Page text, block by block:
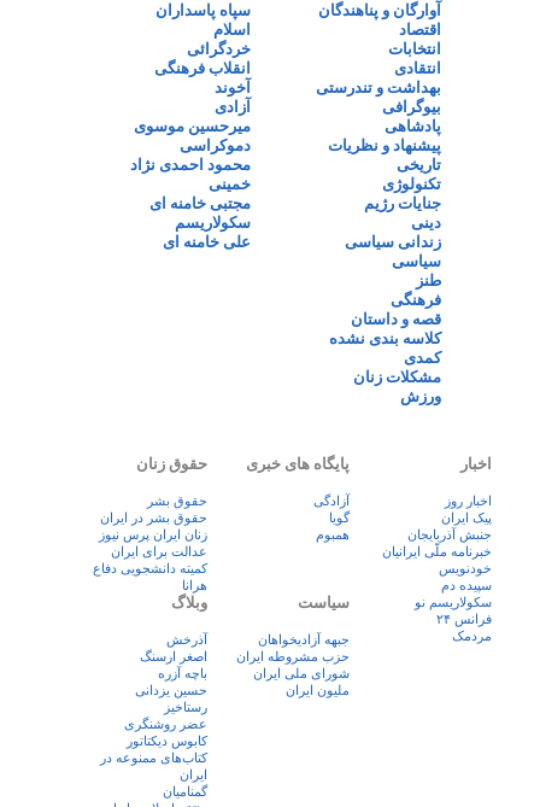
آوارگان و پناهندگان
اقتصاد
انتخابات
انتقادی
بهداشت و تندرستی
بیوگرافی
پادشاهی
پیشنهاد و نظریات
تاریخی
تکنولوژی
جنایات رژیم
دینی
زندانی سیاسی
سیاسی
طنز
فرهنگی
قصه و داستان
کلاسه بندی نشده
کمدی
مشکلات زنان
ورزش
سپاه پاسداران
اسلام
خردگرائی
انقلاب فرهنگی
آخوند
آزادی
میرحسین موسوی
دموکراسی
محمود احمدی نژاد
خمینی
مجتبی خامنه ای
سکولاریسم
علی خامنه ای
اخبار
اخبار روز
پيک ايران
جنبش آذربایجان
خبرنامه ملّی ایرانیان
خودنویس
سپیده دم
سکولاریسم نو
فرانس ۲۴
مردمک
پایگاه های خبری
آزادگی
گویا
همبوم
حقوق زنان
حقوق بشر
حقوق بشر در ایران
زنان ايران پرس نيوز
عدالت برای ایران
کمیته دانشجویی دفاع
هرانا
سیاست
جبهه آزادیخواهان
حزب مشروطه ایران
شورای ملی ایران
ملیون ایران
وبلاگ
آذرخش
اصغر ارسنگ
باچه آزره
حسین یزدانی
رستاخیز
عضر روشنگری
کابوس دیکتاتور
کتاب‌های ممنوعه در
ایران
گمنامیان